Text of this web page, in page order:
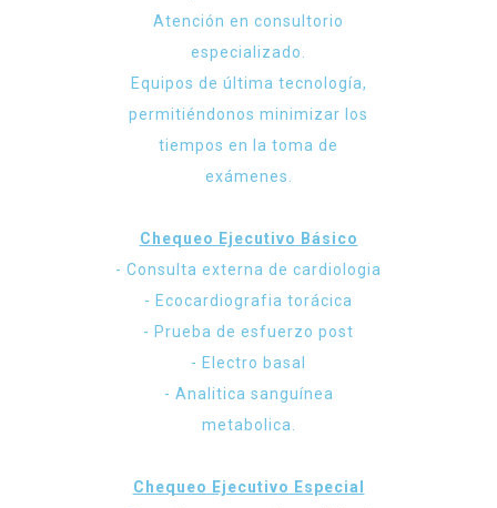
Atención en consultorio
especializado.
Equipos de última tecnología,
permitiéndonos minimizar los
tiempos en la toma de
exámenes.
Chequeo Ejecutivo Básico
- Consulta externa de cardiologia
- Ecocardiografia torácica
- Prueba de esfuerzo post
- Electro basal
- Analitica sanguínea
metabolica.
Chequeo Ejecutivo Especial